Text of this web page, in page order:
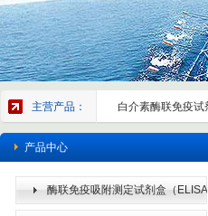
主营产品： 白介素酶联免疫
产品中心
酶联免疫吸附测定试剂盒（ELISA